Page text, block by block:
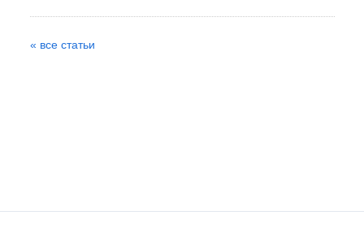
« все статьи